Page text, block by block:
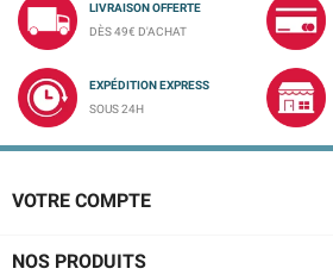
LIVRAISON OFFERTE
DÈS 49€ D'ACHAT
EXPÉDITION EXPRESS
SOUS 24H
VOTRE COMPTE
NOS PRODUITS